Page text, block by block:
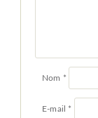
Nom *
E-mail *